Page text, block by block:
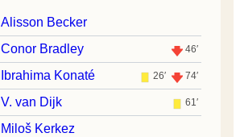
Alisson Becker
Conor Bradley 46′
Ibrahima Konaté 26′ 74′
V. van Dijk 61′
Miloš Kerkez